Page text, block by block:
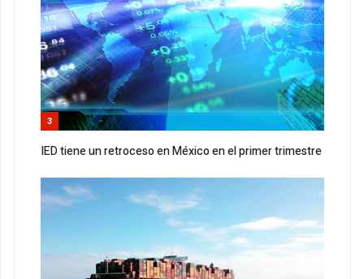
3
IED tiene un retroceso en México en el primer trimestre